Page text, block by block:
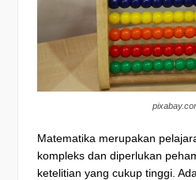
Matematika merupakan
kompleks dan diperlukan
ketelitian yang cukup tinggi.